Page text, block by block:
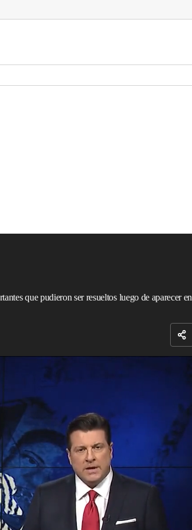
que pudieron ser resueltos luego de aparecer en